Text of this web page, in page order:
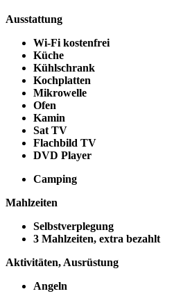
Ausstattung
Wi-Fi kostenfrei
Küche
Kühlschrank
Kochplatten
Mikrowelle
Ofen
Kamin
Sat TV
Flachbild TV
DVD Player
Camping
Mahlzeiten
Selbstverplegung
3 Mahlzeiten, extra bezahlt
Aktivitäten, Ausrüstung
Angeln